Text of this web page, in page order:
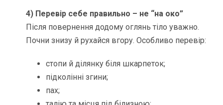
4) Перевір себе правильно – не “на око”
Після повернення додому оглянь тіло уважно.
Почни знизу й рухайся вгору. Особливо перевір:
стопи й ділянку біля шкарпеток;
підколінні згини;
пах;